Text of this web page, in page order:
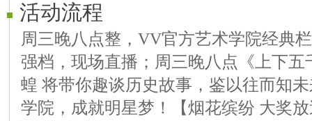
活动流程
周三晚八点整，VV官方艺术学院经典
强档，现场直播；周三晚八点《上下五
蝗 将带你趣谈历史故事，鉴以往而知
学院，成就明星梦！【烟花缤纷 大奖